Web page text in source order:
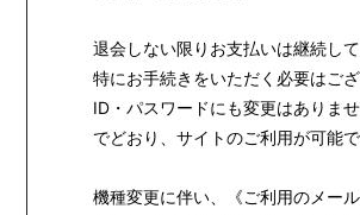
退会しない限りお支払いは継続して
特にお手続きをいただく必要はござ
ID・パスワードにも変更はありま
でどおり、サイトのご利用が可能で
機種変更に伴い、《ご利用のメー